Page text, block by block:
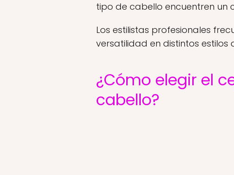
tipo de cabello encuentren un
Los estilistas profesionales
versatilidad en distintos estilos
¿Cómo elegir el
cabello?